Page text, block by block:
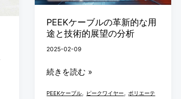
問
し、
研
究
指
導
PEEKケーブルの革新的な用
途と技術的展望の分析
2025-02-09
革
新
的
な
途
と
続きを読む »
PEEKケーブル, ピークワイヤー,ポリエーテ